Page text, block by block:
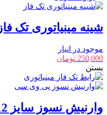
شینه مینیاتوری تک فاز
موجود در انبار
250,000 تومان
بستن
وارنیش نسوز سایز 12 میلیمتر